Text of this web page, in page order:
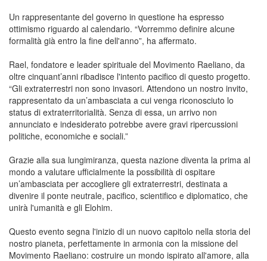
Un rappresentante del governo in questione ha espresso
ottimismo riguardo al calendario. “Vorremmo definire alcune
formalità già entro la fine dell'anno”, ha affermato.
Rael, fondatore e leader spirituale del Movimento Raeliano, da
oltre cinquant’anni ribadisce l'intento pacifico di questo progetto.
“Gli extraterrestri non sono invasori. Attendono un nostro invito,
rappresentato da un’ambasciata a cui venga riconosciuto lo
status di extraterritorialità. Senza di essa, un arrivo non
annunciato e indesiderato potrebbe avere gravi ripercussioni
politiche, economiche e sociali.”
Grazie alla sua lungimiranza, questa nazione diventa la prima al
mondo a valutare ufficialmente la possibilità di ospitare
un’ambasciata per accogliere gli extraterrestri, destinata a
divenire il ponte neutrale, pacifico, scientifico e diplomatico, che
unirà l'umanità e gli Elohim.
Questo evento segna l'inizio di un nuovo capitolo nella storia del
nostro pianeta, perfettamente in armonia con la missione del
Movimento Raeliano: costruire un mondo ispirato all'amore, alla